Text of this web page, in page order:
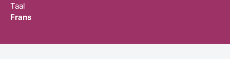
Taal
Frans